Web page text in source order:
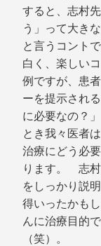
すると、志村
う」って大き
と言うコント
白く、楽しい
例ですが、患
ーを提示され
に必要なの？
とき我々医者
治療にどう必
ります。 志村
をしっかり説
得いったかも
んに治療目的
（笑）。